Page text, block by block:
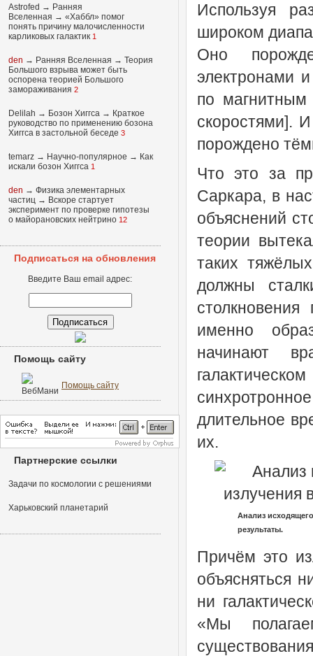
Используя
широком
Оно
электронами
по магнитным
скоростями].
порождено
Что это за
Саркара, в
объяснений
теории
таких
должны
именно
начинают
длительное
их.
Анализ
результаты.
Причём это
объясняться
ни
«Мы
Astrofed → Ранняя
Вселенная → «Хаббл» помог
понять причину малочисленности
карликовых галактик 1
den → Ранняя Вселенная → Теория
Большого взрыва может быть
оспорена теорией Большого
замораживания 2
Delilah → Бозон Хиггса → Краткое
руководство по применению бозона
Хиггса в застольной беседе 3
temarz → Научно-популярное → Как
искали бозон Хиггса 1
den → Физика элементарных
частиц → Вскоре стартует
эксперимент по проверке гипотезы
о майорановских нейтрино 12
Подписаться на обновления
Введите Ваш email адрес:
Помощь сайту
Помощь сайту
Партнерские ссылки
Задачи по космологии с решениями
Харьковский планетарий